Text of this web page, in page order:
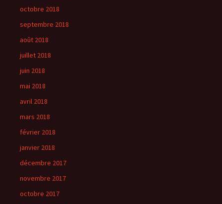
octobre 2018
septembre 2018
août 2018
juillet 2018
juin 2018
mai 2018
avril 2018
mars 2018
février 2018
janvier 2018
décembre 2017
novembre 2017
octobre 2017